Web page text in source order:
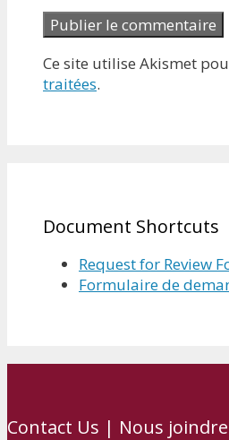
Ce site utilise Akismet
traitées.
Document Shortcuts
Request for Review
Formulaire de
Contact Us | Nous joindre